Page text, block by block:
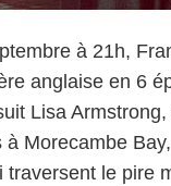
à 21h,
anglaise en 6
Lisa
Morecambe
le pire